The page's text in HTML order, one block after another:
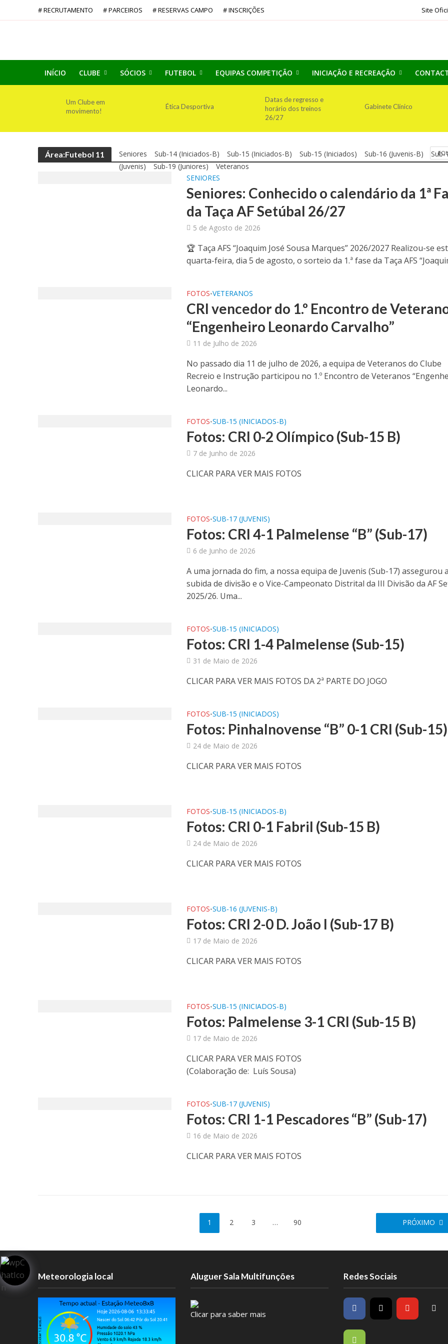
# RECRUTAMENTO # PARCEIROS # RESERVAS CAMPO # INSCRIÇÕES Site
INÍCIO CLUBE SÓCIOS FUTEBOL EQUIPAS COMPETIÇÃO INICIAÇÃO E RECREAÇÃO
Um Clube em
movimento!
Ética Desportiva
Datas de regresso e
horário dos treinos
26/27
Gabinete Clínico
Área:Futebol 11 Seniores Sub-14 (Iniciados-B) Sub-15 (Iniciados-B) Sub-15 (Iniciados) Sub-16 (Juvenis-B)
Sub-
(Juvenis)
Sub-19 (Juniores) Veteranos
SENIORES
Seniores: Conhecido o calendário da 1ª
da Taça AF Setúbal 26/27
5 de Agosto de 2026
🏆 Taça AFS “Joaquim José Sousa Marques” 2026/2027 Realizou-se
quarta-feira, dia 5 de agosto, o sorteio da 1.ª fase da Taça AFS
FOTOS•VETERANOS
CRI vencedor do 1.º Encontro de
“Engenheiro Leonardo Carvalho”
11 de Julho de 2026
No passado dia 11 de julho de 2026, a equipa de Veteranos do Clube
Recreio e Instrução participou no 1.º Encontro de Veteranos
Leonardo...
FOTOS•SUB-15 (INICIADOS-B)
Fotos: CRI 0-2 Olímpico (Sub-15 B)
7 de Junho de 2026
CLICAR PARA VER MAIS FOTOS
FOTOS•SUB-17 (JUVENIS)
Fotos: CRI 4-1 Palmelense “B” (Sub-17)
6 de Junho de 2026
A uma jornada do fim, a nossa equipa de Juvenis (Sub-17) assegurou a
subida de divisão e o Vice-Campeonato Distrital da III Divisão da AF
2025/26. Uma...
FOTOS•SUB-15 (INICIADOS)
Fotos: CRI 1-4 Palmelense (Sub-15)
31 de Maio de 2026
CLICAR PARA VER MAIS FOTOS DA 2ª PARTE DO JOGO
FOTOS•SUB-15 (INICIADOS)
Fotos: Pinhalnovense “B” 0-1 CRI (Sub-15)
24 de Maio de 2026
CLICAR PARA VER MAIS FOTOS
FOTOS•SUB-15 (INICIADOS-B)
Fotos: CRI 0-1 Fabril (Sub-15 B)
24 de Maio de 2026
CLICAR PARA VER MAIS FOTOS
FOTOS•SUB-16 (JUVENIS-B)
Fotos: CRI 2-0 D. João I (Sub-17 B)
17 de Maio de 2026
CLICAR PARA VER MAIS FOTOS
FOTOS•SUB-15 (INICIADOS-B)
Fotos: Palmelense 3-1 CRI (Sub-15 B)
17 de Maio de 2026
CLICAR PARA VER MAIS FOTOS
(Colaboração de: Luís Sousa)
FOTOS•SUB-17 (JUVENIS)
Fotos: CRI 1-1 Pescadores “B” (Sub-17)
16 de Maio de 2026
CLICAR PARA VER MAIS FOTOS
1 2 3 … 90 PRÓXIMO
Meteorologia local Aluguer Sala Multifunções
Clicar para saber mais
Redes Sociais